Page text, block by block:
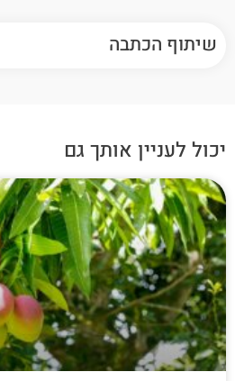
שיתוף הכתבה
יכול לעניין אותך גם